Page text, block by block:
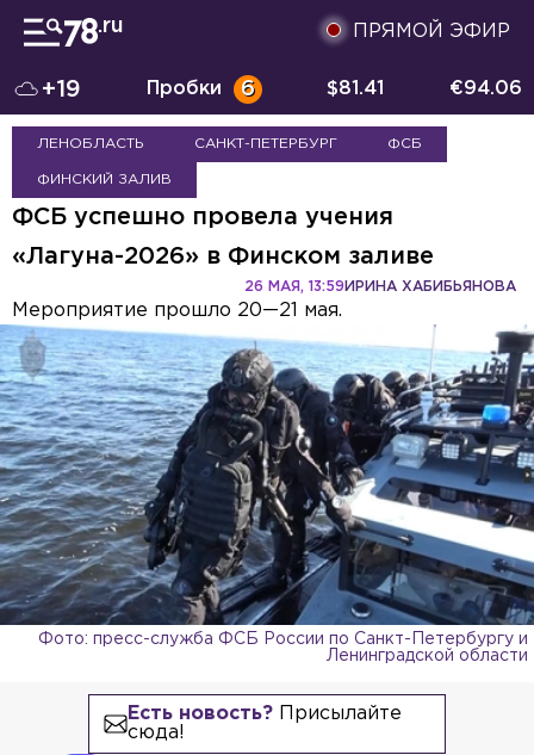
ПРЯМОЙ ЭФИР
+19 Пробки 6 $81.41 €94.06
ЛЕНОБЛАСТЬ САНКТ-ПЕТЕРБУРГ ФСБ
ФИНСКИЙ ЗАЛИВ
ФСБ успешно провела учения
«Лагуна-2026» в Финском заливе
ИРИНА ХАБИБЬЯНОВА
26 МАЯ, 13:59
Мероприятие прошло 20—21 мая.
Фото: пресс-служба ФСБ России по Санкт-Петербургу и
Ленинградской области
Есть новость?Присылайте
сюда!